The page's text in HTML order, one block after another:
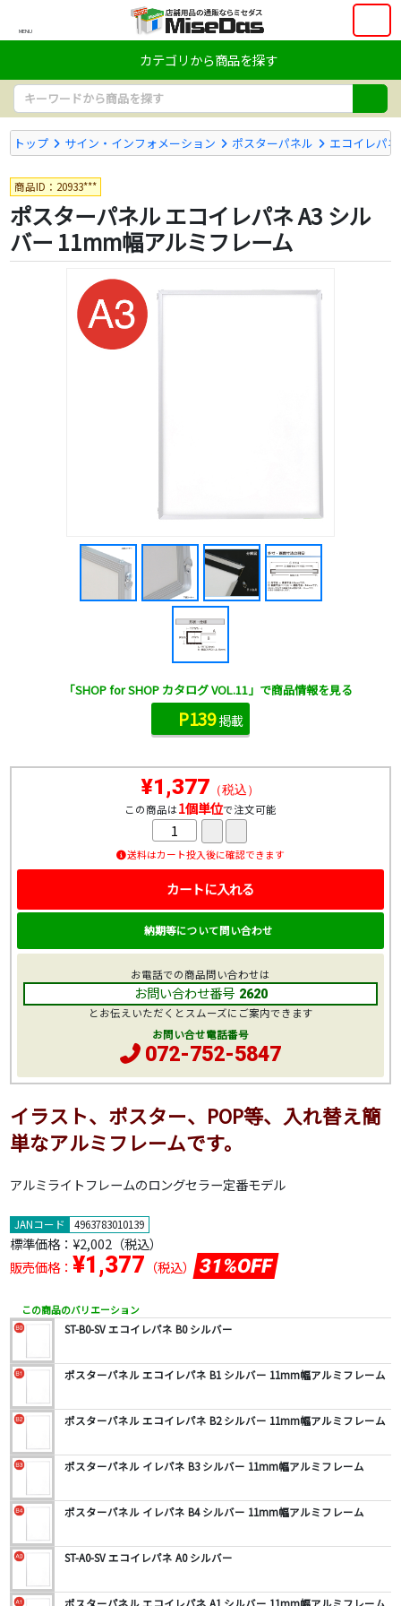
MENU
カテゴリから商品を探す
トップ サイン・インフォメーション ポスターパネル エコイレパネ
商品ID：20933***
ポスターパネル エコイレパネ A3 シル
バー 11mm幅アルミフレーム
イラスト、ポスター、POP等、入れ替え簡
単なアルミフレームです。
アルミライトフレームのロングセラー定番モデル
JANコード 4963783010139
標準価格： ¥2,002 （税込）
販売価格： ¥1,377 （税込） 31%OFF
この商品のバリエーション
ST-B0-SV エコイレパネ B0 シルバー
ポスターパネル エコイレパネ B1 シルバー 11mm幅アルミフレーム
ポスターパネル エコイレパネ B2 シルバー 11mm幅アルミフレーム
ポスターパネル イレパネ B3 シルバー 11mm幅アルミフレーム
ポスターパネル イレパネ B4 シルバー 11mm幅アルミフレーム
ST-A0-SV エコイレパネ A0 シルバー
¥1,377 （税込）
この商品は1個単位で注文可能
送料はカート投入後に確認できます
カートに入れる
納期等について問い合わせ
お電話での商品問い合わせは
お問い合わせ番号 2620
とお伝えいただくとスムーズにご案内できます
お問い合せ電話番号
072-752-5847
「SHOP for SHOP カタログ VOL.11」で商品情報を見る
P139掲載